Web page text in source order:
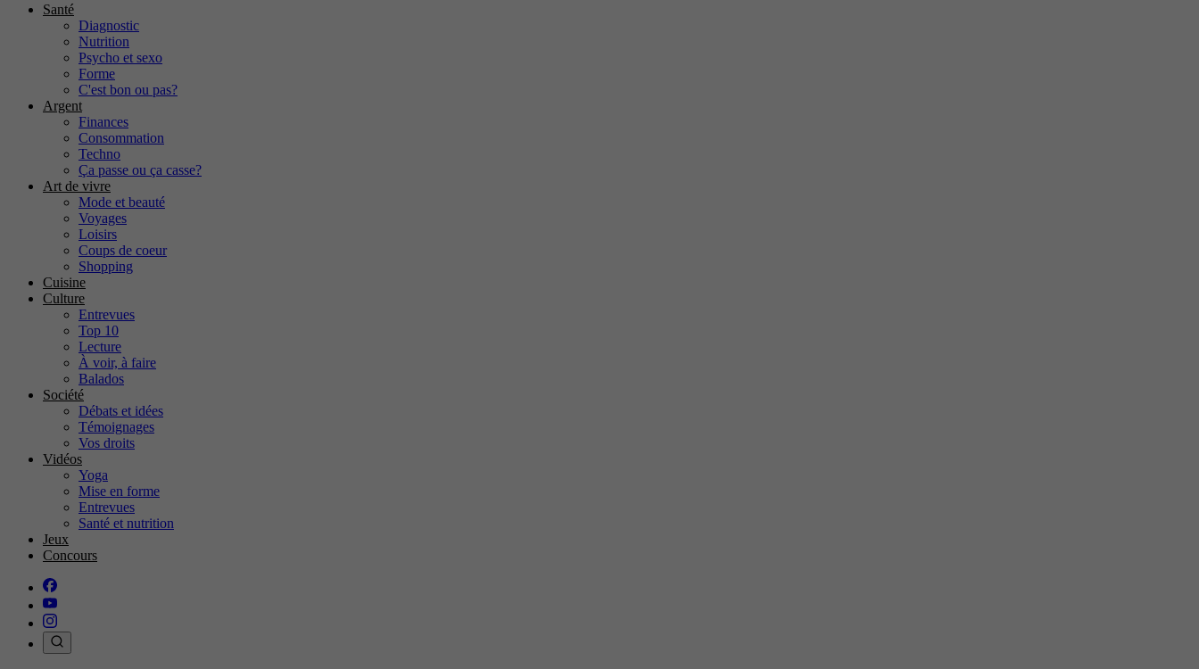
Santé
Diagnostic
Nutrition
Psycho et sexo
Forme
C'est bon ou pas?
Argent
Finances
Consommation
Techno
Ça passe ou ça casse?
Art de vivre
Mode et beauté
Voyages
Loisirs
Coups de coeur
Shopping
Cuisine
Culture
Entrevues
Top 10
Lecture
À voir, à faire
Balados
Société
Débats et idées
Témoignages
Vos droits
Vidéos
Yoga
Mise en forme
Entrevues
Santé et nutrition
Jeux
Concours